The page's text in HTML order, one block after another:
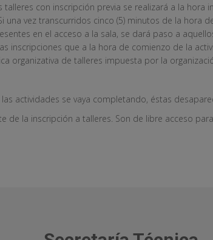
talleres con inscripción previa se realizará a la
una vez transcurridos cinco (5) minutos de la
en el acceso a la sala, se dará paso a
inscripciones que a la hora de comienzo de la
organizativa de talleres impuesta por la
actividades se vaya completando, éstas
de la inscripción a talleres. Son de libre acceso